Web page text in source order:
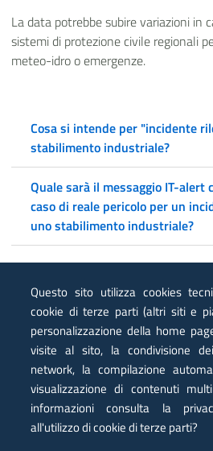
La data potrebbe subire variazioni in
sistemi di protezione civile regionali
meteo-idro o emergenze.
Cosa si intende per "incidente
stabilimento industriale?
Quale sarà il messaggio IT-alert
caso di reale pericolo per un
uno stabilimento industriale?
Presidenza del Consiglio dei
Dipartimento della Protezione
Questo sito utilizza cookies
cookie di terze parti (altri siti e
personalizzazione della home
visite al sito, la condivisione
network, la compilazione
visualizzazione di contenuti
informazioni consulta la
all'utilizzo di cookie di terze parti?